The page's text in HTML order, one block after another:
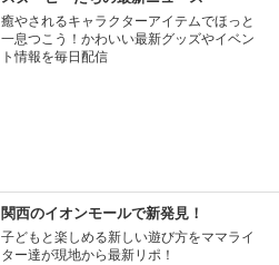
癒やされるキャラクターアイテムでほっと
一息つこう！かわいい最新グッズやイベン
ト情報を毎日配信
関西のイオンモールで新発見！
子どもと楽しめる新しい遊び方をママライ
ター達が現地から最新リポ！